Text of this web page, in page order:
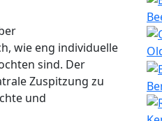
wie eng individuelle
sind. Der
Zuspitzung zu
und